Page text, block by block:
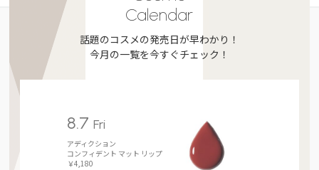
Calendar
話題のコスメの発売日が早わかり！
今月の一覧を今すぐチェック！
8.7Fri
アディクション
コンフィデント マット リップ
￥4,180